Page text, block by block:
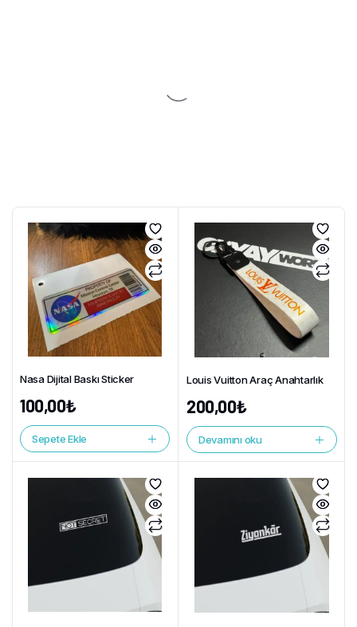
Nasa Dijital Baskı Sticker
100,00₺
Sepete Ekle
Louis Vuitton Araç Anahtarlık
200,00₺
Devamını oku